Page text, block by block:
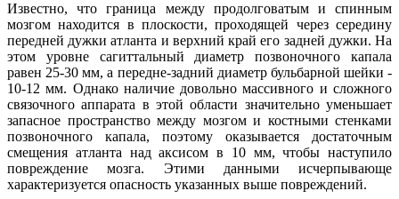
Известно, что граница между продолговатым и спинным
мозгом находится в плоскости, проходящей через середину
передней дужки атланта и верхний край его задней дужки. На
этом уровне сагиттальный диаметр позвоночного капала
равен 25-30 мм, а передне-задний диаметр бульбарной шейки -
10-12 мм. Однако наличие довольно массивного и сложного
связочного аппарата в этой области значительно уменьшает
запасное пространство между мозгом и костными стенками
позвоночного капала, поэтому оказывается достаточным
смещения атланта над аксисом в 10 мм, чтобы наступило
повреждение мозга. Этими данными исчерпывающе
характеризуется опасность указанных выше повреждений.